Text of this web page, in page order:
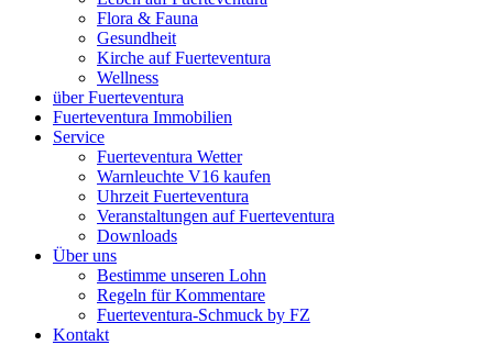
Flora & Fauna
Gesundheit
Kirche auf Fuerteventura
Wellness
über Fuerteventura
Fuerteventura Immobilien
Service
Fuerteventura Wetter
Warnleuchte V16 kaufen
Uhrzeit Fuerteventura
Veranstaltungen auf Fuerteventura
Downloads
Über uns
Bestimme unseren Lohn
Regeln für Kommentare
Fuerteventura-Schmuck by FZ
Kontakt